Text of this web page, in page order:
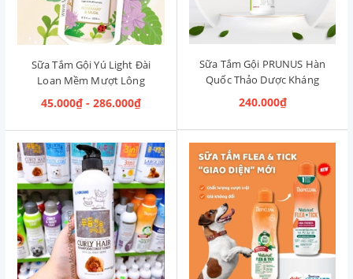
Sữa Tắm Gội Yú Light Đài
Loan Mềm Mượt Lông
Rosemary & Musk [Hương
Thảo & Xạ Hương]
45.000₫ - 286.000₫
Sữa Tắm Gội PRUNUS Hàn
Quốc Thảo Dược Kháng
Khuẩn Aroma Mild
Shampoo 500ml
240.000₫